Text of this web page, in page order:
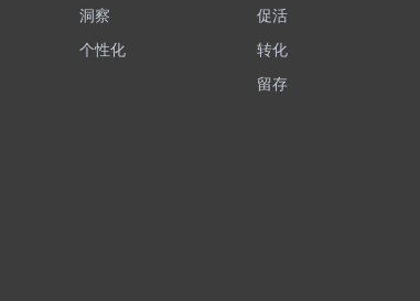
洞察
个性化
促活
转化
留存